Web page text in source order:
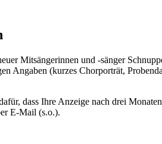
Mitsängerinnen und -sänger
Angaben (kurzes Chorporträt,
dass Ihre Anzeige nach drei
E-Mail (s.o.).